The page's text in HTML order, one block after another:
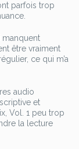
parfois trop
manquent
être vraiment
ce qui m’a
audio
et
Vol. 1 peu trop
la lecture